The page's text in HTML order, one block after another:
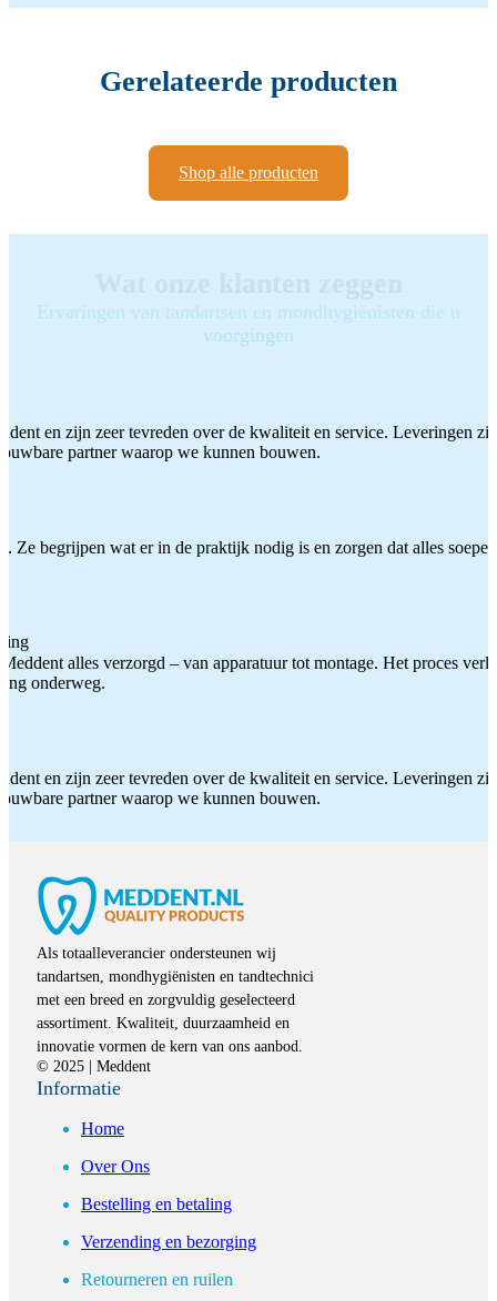
Gerelateerde producten
Shop alle producten
Ervaringen van tandartsen en mondhygiënisten die u
voorgingen
en zijn zeer tevreden over de kwaliteit en service. Leveringen
partner waarop we kunnen bouwen.
Ze begrijpen wat er in de praktijk nodig is en zorgen dat alles
alles verzorgd – van apparatuur tot montage. Het proces
onderweg.
en zijn zeer tevreden over de kwaliteit en service. Leveringen
partner waarop we kunnen bouwen.
Als totaalleverancier ondersteunen wij
tandartsen, mondhygiënisten en tandtechnici
met een breed en zorgvuldig geselecteerd
assortiment. Kwaliteit, duurzaamheid en
innovatie vormen de kern van ons aanbod.
© 2025 | Meddent
Informatie
Home
Over Ons
Bestelling en betaling
Verzending en bezorging
Retourneren en ruilen